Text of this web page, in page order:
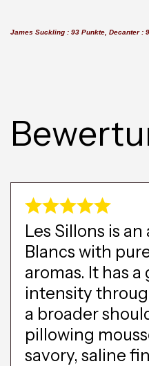
James Suckling : 93 Punkte, Decanter :
Les Sillons is
Blancs with
aromas. It has
intensity
a broader
pillowing
savory, saline